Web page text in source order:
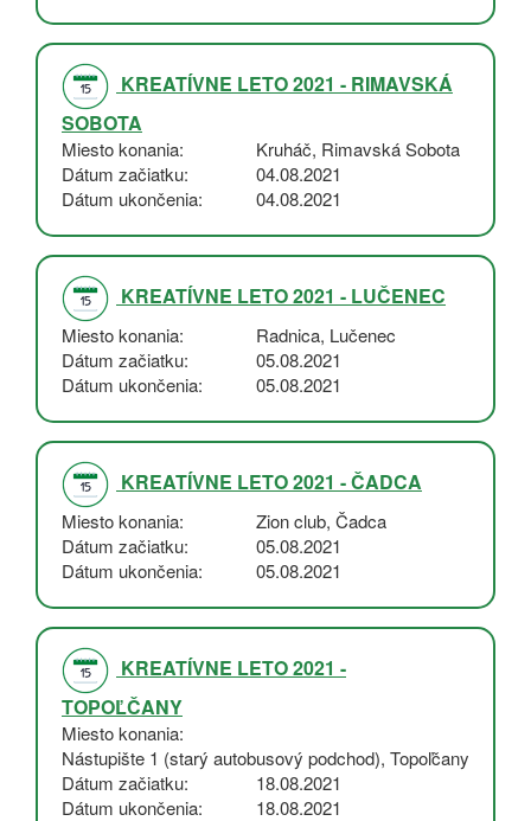
KREATÍVNE LETO 2021 - RIMAVSKÁ
SOBOTA
Miesto konania
Kruháč, Rimavská Sobota
Dátum začiatku
04.08.2021
Dátum ukončenia
04.08.2021
KREATÍVNE LETO 2021 - LUČENEC
Miesto konania
Radnica, Lučenec
Dátum začiatku
05.08.2021
Dátum ukončenia
05.08.2021
KREATÍVNE LETO 2021 - ČADCA
Miesto konania
Zion club, Čadca
Dátum začiatku
05.08.2021
Dátum ukončenia
05.08.2021
KREATÍVNE LETO 2021 -
TOPOĽČANY
Miesto konania
Nástupište 1 (starý autobusový podchod), Topoľčany
Dátum začiatku
18.08.2021
Dátum ukončenia
18.08.2021